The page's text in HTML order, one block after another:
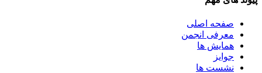
صفحه اصلی
معرفی انجمن
همایش ها
جوایز
نشست ها